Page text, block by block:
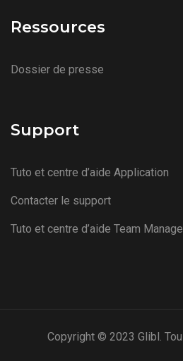
Ressources
Dossier de presse
Support
Tuto et centre d’aide Application
Contacter le support
Tuto et centre d’aide Team
Copyright © 2023 Glibl.